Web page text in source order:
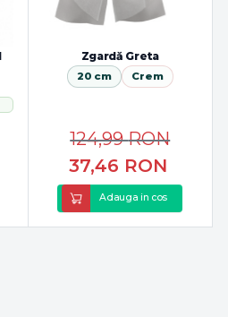
Zgardă Greta
20 cm Crem
37,46 RON
124,99RON
Adauga in cos